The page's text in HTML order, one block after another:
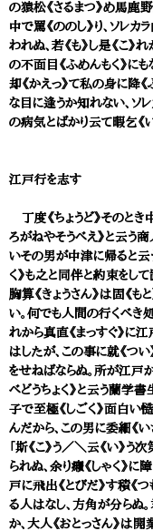
の猿松《さるまつ》め馬鹿
中で罵《ののし》り、ソレ
われぬ、若《も》し是《こ》
の不面目《ふめんもく》にも
却《かえっ》て私の身に降《
な目に逢うか知れない、ソ
の病気とばかり云て暇乞《い
江戸行を志す
丁度《ちょうど》そのとき
ろがねやそうべえ》と云う
いその男が中津に帰ると云う
く》も之と同伴と約束をして
胸算《きょうさん》は固《も
い。何でも人間の行くべき
れから真直《まっすぐ》に
はしたが、この事に就《つ
をせねばならぬ。所が江戸
べどうちょく》と云う蘭学
子で至極《しごく》面白い
んだから、この男に委細《
「斯《こ》う／＼云《い》う
られぬ、余り癪《しゃく》に
戸に飛出《とびだ》す積《
る人はなし、方角が分らぬ
か、大人《おとっさん》は